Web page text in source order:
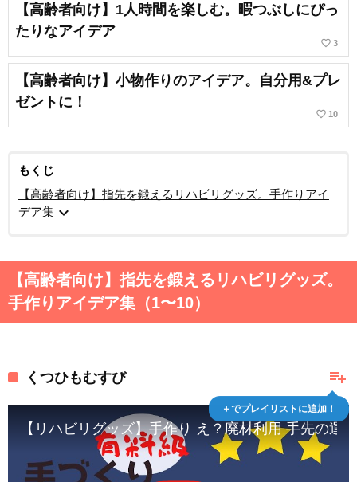
【高齢者向け】1人時間を楽しむ。暇つぶしにぴっ
たりなアイデア
favorite_border 3
【高齢者向け】小物作りのアイデア。自分用&プレ
ゼントに！
favorite_border 10
もくじ
【高齢者向け】指先を鍛えるリハビリグッズ。手作りアイ
デア集 expand_more
【高齢者向け】指先を鍛えるリハビリグッズ。
手作りアイデア集（1〜10）
playlist_add
＋でプレイリストに追加！
くつひもむすび
【リハビリグッズ】手作り え？廃材利用 手先の運